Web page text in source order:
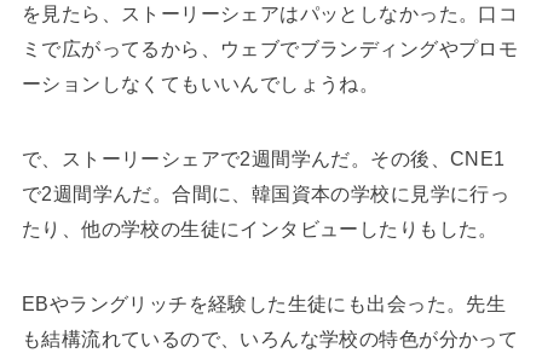
を見たら、ストーリーシェアはパッとしなかった。口コ
ミで広がってるから、ウェブでブランディングやプロモ
ーションしなくてもいいんでしょうね。
で、ストーリーシェアで2週間学んだ。その後、CNE1
で2週間学んだ。合間に、韓国資本の学校に見学に行っ
たり、他の学校の生徒にインタビューしたりもした。
EBやラングリッチを経験した生徒にも出会った。先生
も結構流れているので、いろんな学校の特色が分かって